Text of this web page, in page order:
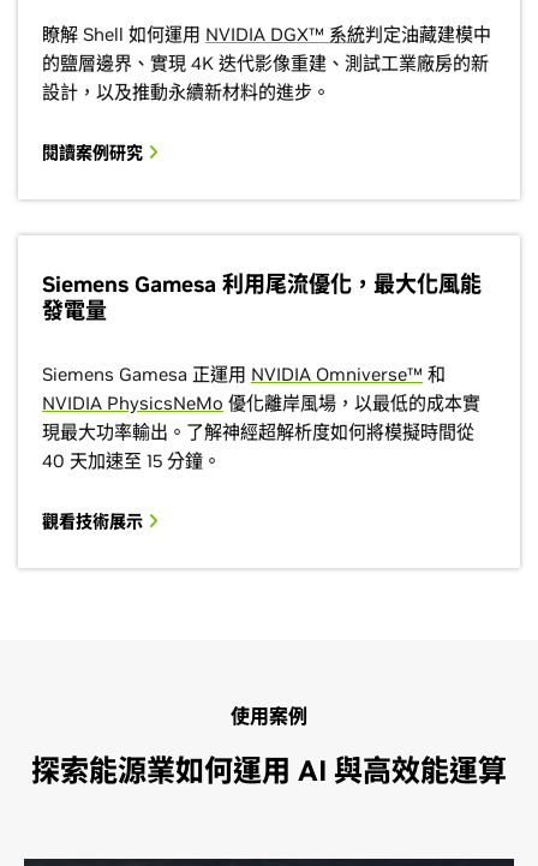
瞭解 Shell 如何運用 NVIDIA DGX™ 系統判定油藏建模中
的鹽層邊界、實現 4K 迭代影像重建、測試工業廠房的新
設計，以及推動永續新材料的進步。
閱讀案例研究
Siemens Gamesa 利用尾流優化，最大化風能
發電量
Siemens Gamesa 正運用 NVIDIA Omniverse™ 和
NVIDIA PhysicsNeMo 優化離岸風場，以最低的成本實
現最大功率輸出。了解神經超解析度如何將模擬時間從
40 天加速至 15 分鐘。
觀看技術展示
使用案例
探索能源業如何運用 AI 與高效能運算